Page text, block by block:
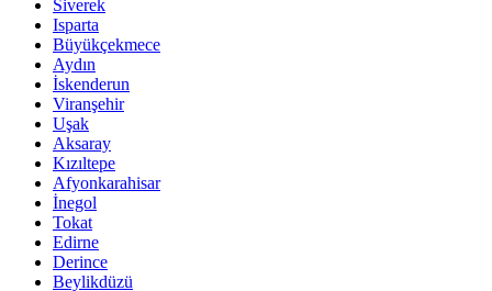
Siverek
Isparta
Büyükçekmece
Aydın
İskenderun
Viranşehir
Uşak
Aksaray
Kızıltepe
Afyonkarahisar
İnegol
Tokat
Edirne
Derince
Beylikdüzü